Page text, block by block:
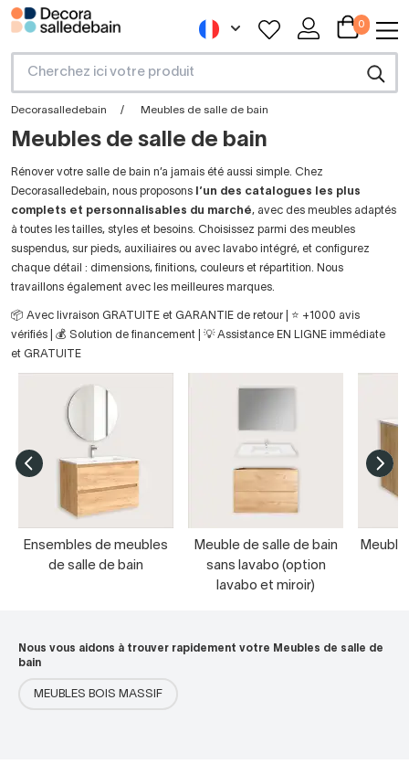
0
Decorasalledebain Meubles de salle de bain
Meubles de salle de bain
Rénover votre salle de bain n’a jamais été aussi simple. Chez
Decorasalledebain, nous proposons l’un des catalogues les plus
complets et personnalisables du marché, avec des meubles adaptés
à toutes les tailles, styles et besoins. Choisissez parmi des meubles
suspendus, sur pieds, auxiliaires ou avec lavabo intégré, et configurez
chaque détail : dimensions, finitions, couleurs et répartition. Nous
travaillons également avec les meilleures marques.
📦 Avec livraison GRATUITE et GARANTIE de retour | ⭐ +1000 avis
vérifiés | 💰 Solution de financement | 💡 Assistance EN LIGNE immédiate
et GRATUITE
Ensembles de meubles
de salle de bain
Meuble de salle de bain
sans lavabo (option
lavabo et miroir)
Nous vous aidons à trouver rapidement votre Meubles de salle de
bain
MEUBLES BOIS MASSIF